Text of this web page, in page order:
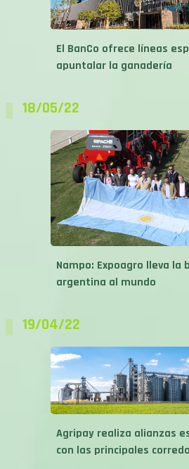
El BanCo ofrece líneas
apuntalar la ganadería
18/05/22
Nampo: Expoagro lleva la
argentina al mundo
19/04/22
Agripay realiza alianzas
con las principales